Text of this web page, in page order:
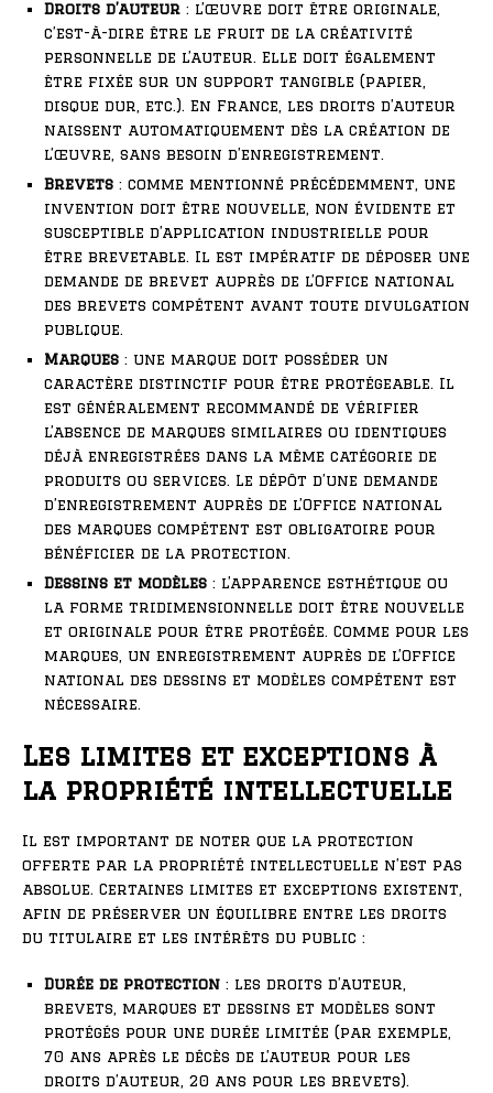
Droits d’auteur : l’œuvre doit être originale,
c’est-à-dire être le fruit de la créativité
personnelle de l’auteur. Elle doit également
être fixée sur un support tangible (papier,
disque dur, etc.). En France, les droits d’auteur
naissent automatiquement dès la création de
l’œuvre, sans besoin d’enregistrement.
Brevets : comme mentionné précédemment, une
invention doit être nouvelle, non évidente et
susceptible d’application industrielle pour
être brevetable. Il est impératif de déposer une
demande de brevet auprès de l’Office national
des brevets compétent avant toute divulgation
publique.
Marques : une marque doit posséder un
caractère distinctif pour être protégeable. Il
est généralement recommandé de vérifier
l’absence de marques similaires ou identiques
déjà enregistrées dans la même catégorie de
produits ou services. Le dépôt d’une demande
d’enregistrement auprès de l’Office national
des marques compétent est obligatoire pour
bénéficier de la protection.
Dessins et modèles : l’apparence esthétique ou
la forme tridimensionnelle doit être nouvelle
et originale pour être protégée. Comme pour les
marques, un enregistrement auprès de l’Office
national des dessins et modèles compétent est
nécessaire.
Les limites et exceptions à
la propriété intellectuelle
Il est important de noter que la protection
offerte par la propriété intellectuelle n’est pas
absolue. Certaines limites et exceptions existent,
afin de préserver un équilibre entre les droits
du titulaire et les intérêts du public :
Durée de protection : les droits d’auteur,
brevets, marques et dessins et modèles sont
protégés pour une durée limitée (par exemple,
70 ans après le décès de l’auteur pour les
droits d’auteur, 20 ans pour les brevets).